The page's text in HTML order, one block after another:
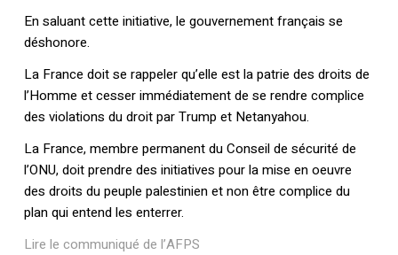
En saluant cette initiative, le gouvernement français se
déshonore.
La France doit se rappeler qu’elle est la patrie des droits de
l’Homme et cesser immédiatement de se rendre complice
des violations du droit par Trump et Netanyahou.
La France, membre permanent du Conseil de sécurité de
l’ONU, doit prendre des initiatives pour la mise en oeuvre
des droits du peuple palestinien et non être complice du
plan qui entend les enterrer.
Lire le communiqué de l’AFPS